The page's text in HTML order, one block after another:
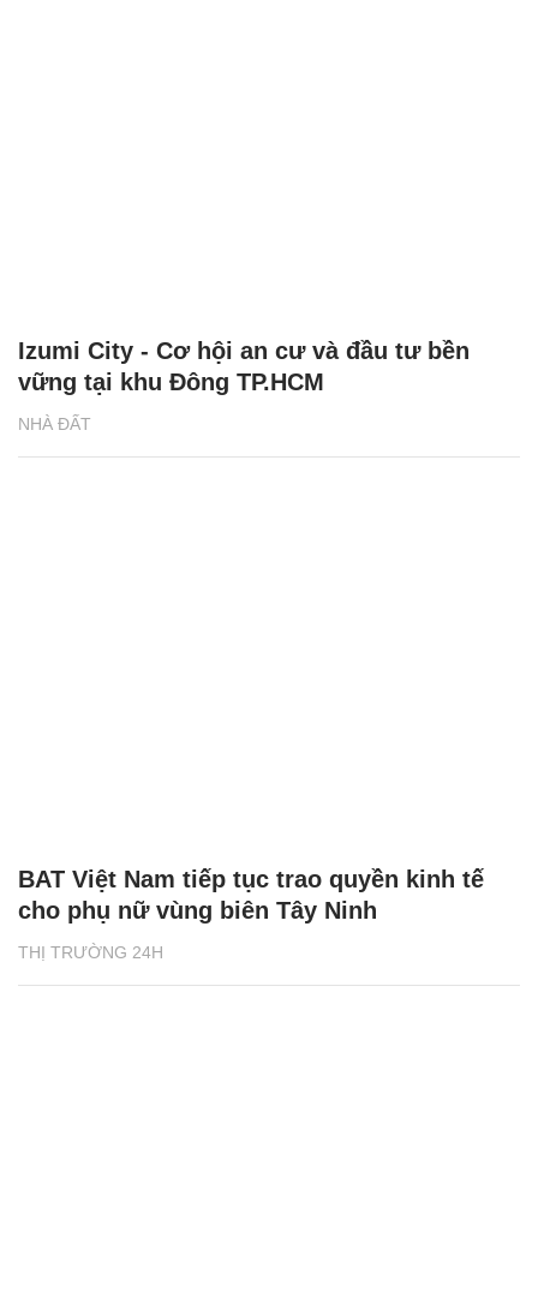
NHÀ ĐẤT
Izumi City - Cơ hội an cư và đầu tư bền
vững tại khu Đông TP.HCM
THỊ TRƯỜNG 24H
BAT Việt Nam tiếp tục trao quyền kinh tế
cho phụ nữ vùng biên Tây Ninh